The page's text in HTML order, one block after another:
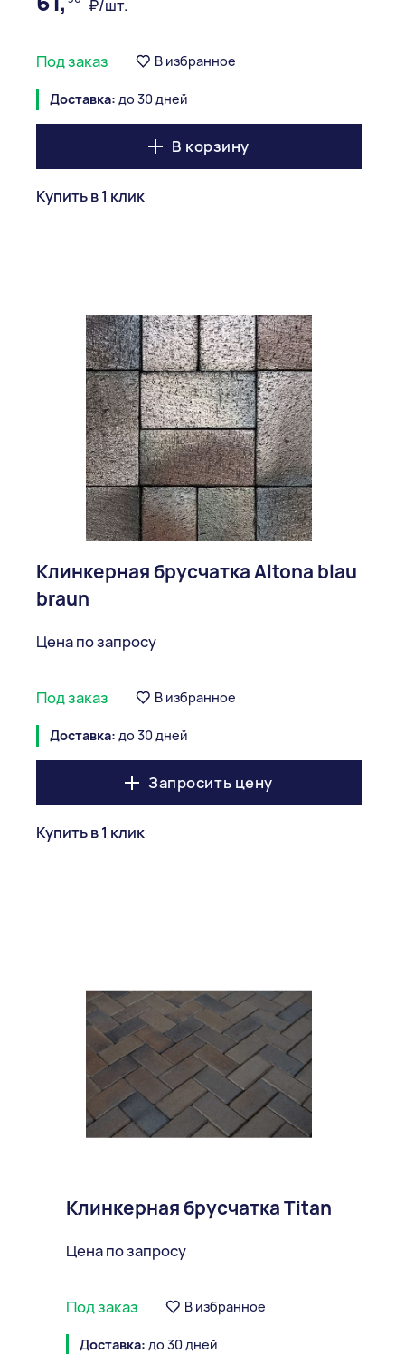
₽/шт.
Под заказ В избранное
Доставка: до 30 дней
В корзину
Купить в 1 клик
Клинкерная брусчатка Аltona blau
braun
Цена по запросу
Под заказ В избранное
Доставка: до 30 дней
Запросить цену
Купить в 1 клик
Клинкерная брусчатка Titan
Цена по запросу
Под заказ В избранное
Доставка: до 30 дней